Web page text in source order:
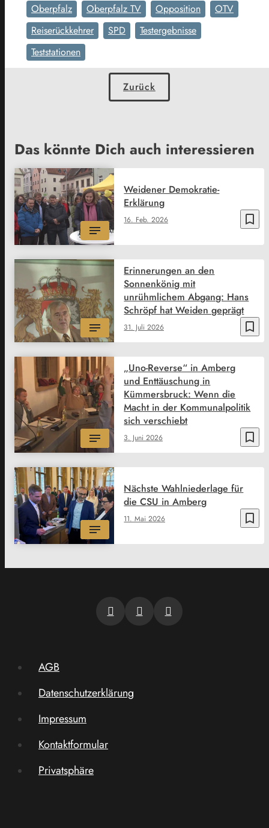
Oberpfalz
Oberpfalz TV Opposition
OTV
Reiserückkehrer
SPD
Testergebnisse
Teststationen
Zurück
Das könnte Dich auch interessieren
bookmark_border
16. Feb. 2026
Weidener Demokratie-
Erklärung
bookmark_border
31. Juli 2026
Erinnerungen an den
Sonnenkönig mit
unrühmlichem Abgang: Hans
Schröpf hat Weiden geprägt
bookmark_border
3. Juni 2026
„Uno-Reverse“ in Amberg
und Enttäuschung in
Kümmersbruck: Wenn die
Macht in der Kommunalpolitik
sich verschiebt
bookmark_border
11. Mai 2026
Nächste Wahlniederlage für
die CSU in Amberg
AGB
Datenschutzerklärung
Impressum
Kontaktformular
Privatsphäre